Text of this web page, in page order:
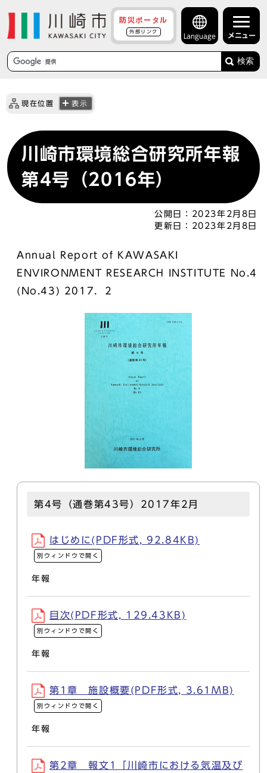
防災ポータル
外部リンク
Language メニュー
検索
現在位置 表示
川崎市環境総合研究所年報
第4号（2016年）
公開日：
2023年2月8日
更新日：
2023年2月8日
Annual Report of KAWASAKI
ENVIRONMENT RESEARCH INSTITUTE No.4
(No.43) 2017．2
第4号（通巻第43号）2017年2月
はじめに(PDF形式, 92.84KB)
別ウィンドウで開く
年報
目次(PDF形式, 129.43KB)
別ウィンドウで開く
年報
第1章 施設概要(PDF形式, 3.61MB)
別ウィンドウで開く
年報
第2章 報文1「川崎市における気温及び